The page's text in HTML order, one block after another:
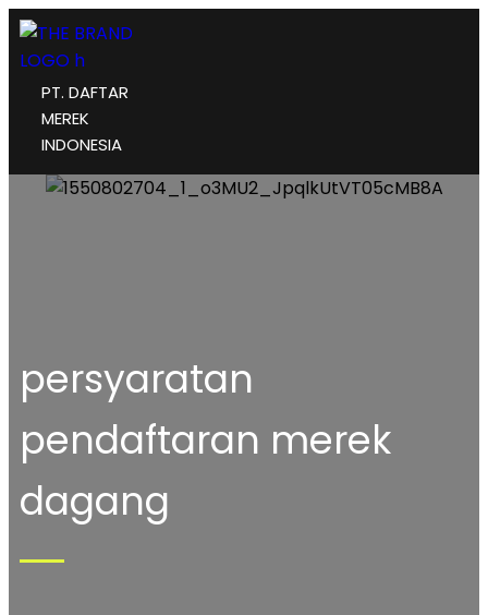
PT. DAFTAR
MEREK
INDONESIA
persyaratan
pendaftaran merek
dagang